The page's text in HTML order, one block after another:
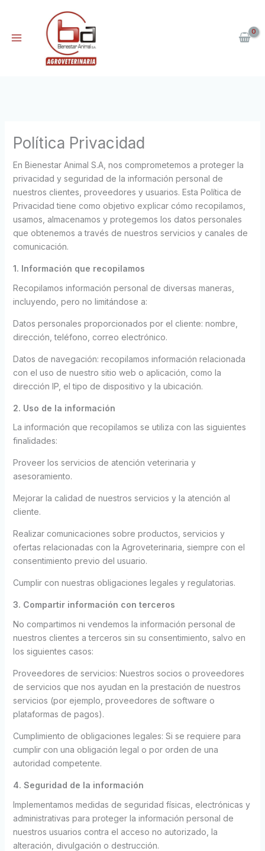
contenido
Política Privacidad
En Bienestar Animal S.A, nos comprometemos a proteger la
privacidad y seguridad de la información personal de
nuestros clientes, proveedores y usuarios. Esta Política de
Privacidad tiene como objetivo explicar cómo recopilamos,
usamos, almacenamos y protegemos los datos personales
que obtenemos a través de nuestros servicios y canales de
comunicación.
1. Información que recopilamos
Recopilamos información personal de diversas maneras,
incluyendo, pero no limitándose a:
Datos personales proporcionados por el cliente: nombre,
dirección, teléfono, correo electrónico.
Datos de navegación: recopilamos información relacionada
con el uso de nuestro sitio web o aplicación, como la
dirección IP, el tipo de dispositivo y la ubicación.
2. Uso de la información
La información que recopilamos se utiliza con las siguientes
finalidades:
Proveer los servicios de atención veterinaria y
asesoramiento.
Mejorar la calidad de nuestros servicios y la atención al
cliente.
Realizar comunicaciones sobre productos, servicios y
ofertas relacionadas con la Agroveterinaria, siempre con el
consentimiento previo del usuario.
Cumplir con nuestras obligaciones legales y regulatorias.
3. Compartir información con terceros
No compartimos ni vendemos la información personal de
nuestros clientes a terceros sin su consentimiento, salvo en
los siguientes casos:
Proveedores de servicios: Nuestros socios o proveedores
de servicios que nos ayudan en la prestación de nuestros
servicios (por ejemplo, proveedores de software o
plataformas de pagos).
Cumplimiento de obligaciones legales: Si se requiere para
cumplir con una obligación legal o por orden de una
autoridad competente.
4. Seguridad de la información
Implementamos medidas de seguridad físicas, electrónicas y
administrativas para proteger la información personal de
nuestros usuarios contra el acceso no autorizado, la
alteración, divulgación o destrucción.